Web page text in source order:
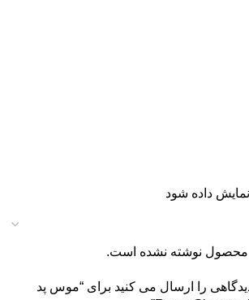
داده شود
محصول نوشته نشده است.
را ارسال می کنید برای “موس پد